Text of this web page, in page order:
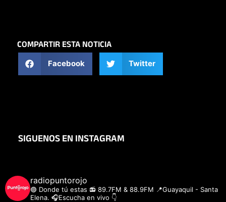
COMPARTIR ESTA NOTICIA
Facebook Twitter
SIGUENOS EN INSTAGRAM
radiopuntorojo
🟣 Donde tú estas 📻 89.7FM & 88.9FM 📍Guayaquil - Santa
Elena. 🎧Escucha en vivo 👇